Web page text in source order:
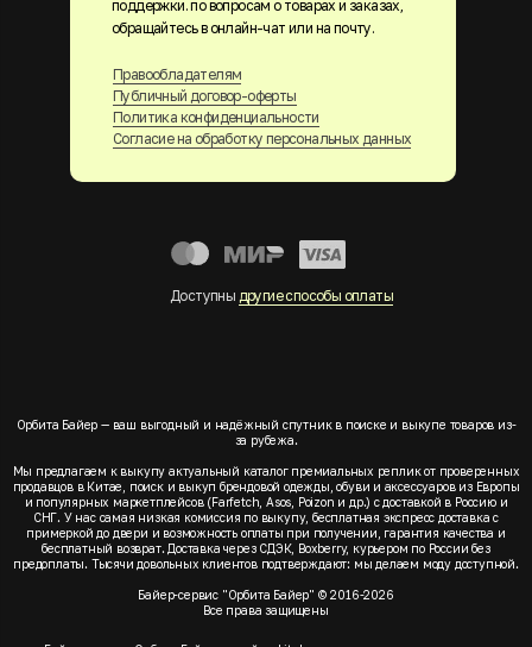
Правообладателям
Публичный договор-оферты
Политика конфиденциальности
Согласие на обработку персональных данных
Доступны другие способы оплаты
поддержки. по вопросам о товарах и заказах,
обращайтесь в онлайн-чат или на почту.
Орбита Байер — ваш выгодный и надёжный спутник в поиске и выкупе товаров из-
за рубежа.
Мы предлагаем к выкупу актуальный каталог премиальных реплик от проверенных
продавцов в Китае, поиск и выкуп брендовой одежды, обуви и аксессуаров из Европы
и популярных маркетплейсов (Farfetch, Asos, Poizon и др.) с доставкой в Россию и
СНГ. У нас самая низкая комиссия по выкупу, бесплатная экспресс доставка с
примеркой до двери и возможность оплаты при получении, гарантия качества и
бесплатный возврат. Доставка через СДЭК, Boxberry, курьером по России без
предоплаты. Тысячи довольных клиентов подтверждают: мы делаем моду доступной.
Байер-сервис "Орбита Байер" © 2016-2026
Все права защищены